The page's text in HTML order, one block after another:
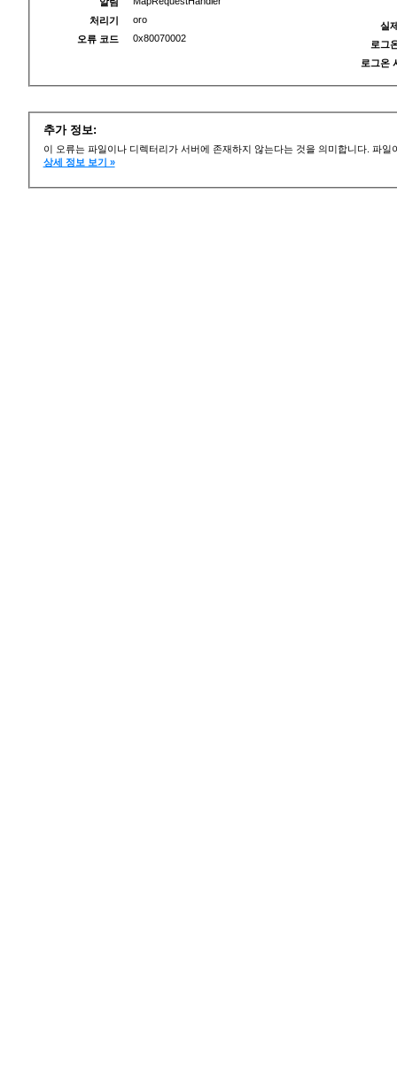
처리기
oro
오류 코드
0x80070002
실
로그
로그온
추가 정보:
이 오류는 파일이나 디렉터리가 서버에 존재하지 않는다는 것을 의미합니다. 파
상세 정보 보기 »